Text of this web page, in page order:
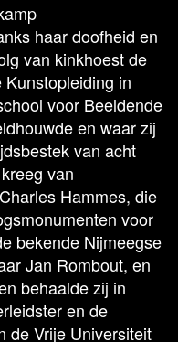
haar doofheid en
van kinkhoest de
in
voor Beeldende
en waar zij
van acht
van
Charles Hammes, die
voor
bekende Nijmeegse
Jan Rombout, en
behaalde zij in
en de
de Vrije Universiteit